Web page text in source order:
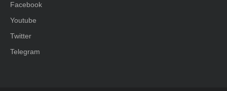
Facebook
Youtube
Twitter
Telegram